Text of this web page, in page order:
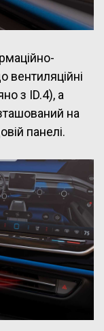
вентиляційні
з ID.4), а
на
панелі.